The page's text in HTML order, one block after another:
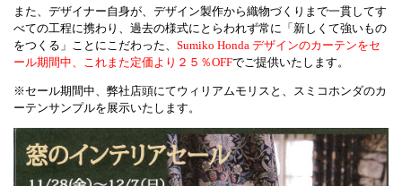
また、デザイナー自身が、デザイン製作から織物づくりまで一貫してす
べての工程に携わり、過去の様式にとらわれず常に「新しくて強いもの
をつくる」ことにこだわった、Sumiko Honda デザインのカーテンをセ
ール期間中、これまた定価より ２５％OFFでご提供いたします。
※セール期間中、弊社店頭にてウィリアムモリスと、スミコホンダのカ
ーテンサンプルを展示いたします。